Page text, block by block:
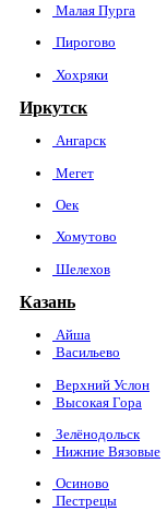
Малая Пурга
Пирогово
Хохряки
Иркутск
Ангарск
Мегет
Оек
Хомутово
Шелехов
Казань
Айша
Васильево
Верхний Услон
Высокая Гора
Зелёнодольск
Нижние Вязовые
Осиново
Пестрецы